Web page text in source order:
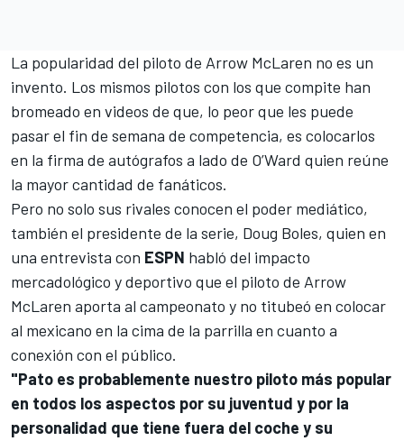
La popularidad del piloto de Arrow McLaren no es un
invento. Los mismos pilotos con los que compite han
bromeado en videos de que, lo peor que les puede
pasar el fin de semana de competencia, es colocarlos
en la firma de autógrafos a lado de O’Ward quien reúne
la mayor cantidad de fanáticos.
Pero no solo sus rivales conocen el poder mediático,
también el presidente de la serie, Doug Boles, quien en
una entrevista con ESPN habló del impacto
mercadológico y deportivo que el piloto de Arrow
McLaren aporta al campeonato y no titubeó en colocar
al mexicano en la cima de la parrilla en cuanto a
conexión con el público.
"Pato es probablemente nuestro piloto más popular
en todos los aspectos por su juventud y por la
personalidad que tiene fuera del coche y su